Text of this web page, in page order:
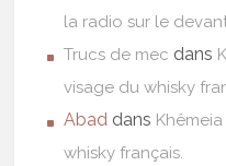
la radio sur le
Trucs de mec dans
visage du whisky
Abad dans
whisky français.